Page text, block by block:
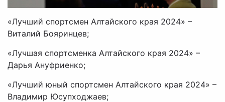
«Лучший спортсмен Алтайского края 2024» –
Виталий Бояринцев;
«Лучшая спортсменка Алтайского края 2024» –
Дарья Ануфриенко;
«Лучший юный спортсмен Алтайского края 2024» –
Владимир Юсупходжаев;